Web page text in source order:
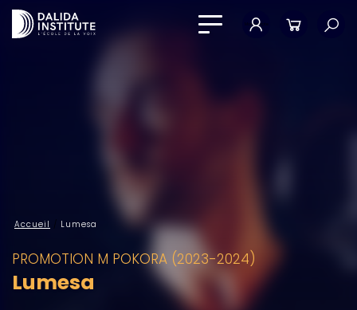
Mon compte Panier
Accueil / Lumesa
PROMOTION M POKORA (2023-2024)
Lumesa